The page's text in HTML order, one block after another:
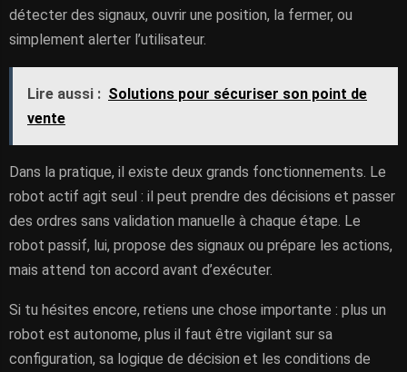
détecter des signaux, ouvrir une position, la fermer, ou
simplement alerter l’utilisateur.
Lire aussi : Solutions pour sécuriser son point de
vente
Dans la pratique, il existe deux grands fonctionnements. Le
robot actif agit seul : il peut prendre des décisions et passer
des ordres sans validation manuelle à chaque étape. Le
robot passif, lui, propose des signaux ou prépare les actions,
mais attend ton accord avant d’exécuter.
Si tu hésites encore, retiens une chose importante : plus un
robot est autonome, plus il faut être vigilant sur sa
configuration, sa logique de décision et les conditions de